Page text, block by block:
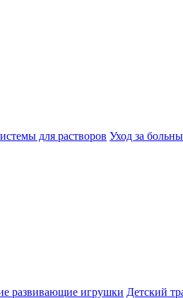
для растворов Уход за
развивающие игрушки Детский